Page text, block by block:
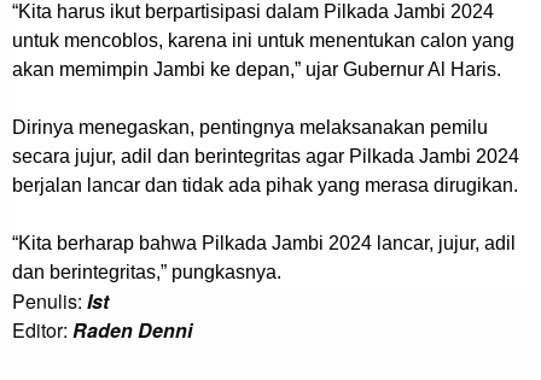
“Kita harus ikut berpartisipasi dalam Pilkada Jambi 2024
untuk mencoblos, karena ini untuk menentukan calon yang
akan memimpin Jambi ke depan,” ujar Gubernur Al Haris.
Dirinya menegaskan, pentingnya melaksanakan pemilu
secara jujur, adil dan berintegritas agar Pilkada Jambi 2024
berjalan lancar dan tidak ada pihak yang merasa dirugikan.
“Kita berharap bahwa Pilkada Jambi 2024 lancar, jujur, adil
dan berintegritas,” pungkasnya.
Penulis: Ist
Editor: Raden Denni